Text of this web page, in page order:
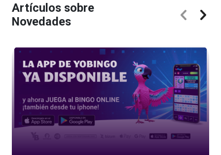
Artículos sobre
Novedades